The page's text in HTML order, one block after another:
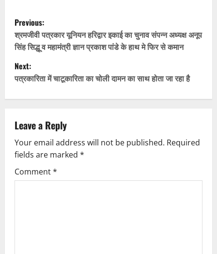
P
o
s
t
n
a
v
i
g
Previous:
श्रमजीवी पत्रकार यूनियन हरिद्वार इकाई का चुनाव संपन्न अध्यक्ष अनूप
सिंह सिद्धू व महामंत्री ज्ञान प्रकाश पांडे के हाथ मे फिर से कमान
Next:
पत्रकारिता में चाटूकारिता का चोली दामन का साथ होता जा रहा है
Leave a Reply
Your email address will not be published. Required
fields are marked *
Comment*